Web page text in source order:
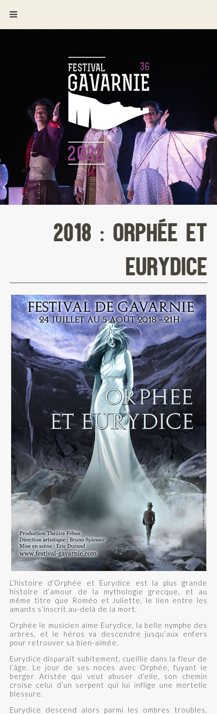
2018 : ORPHÉE ET
EURYDICE
L’histoire d’Orphée et Eurydice est la plus grande
histoire d’amour de la mythologie grecque, et au
même titre que Roméo et Juliette, le lien entre les
amants s’inscrit au-delà de la mort.
Orphée le musicien aime Eurydice, la belle nymphe des
arbres, et le héros va descendre jusqu’aux enfers
pour retrouver sa bien-aimée.
Eurydice disparaît subitement, cueillie dans la fleur de
l’âge. Le jour de ses noces avec Orphée, fuyant le
berger Aristée qui veut abuser d’elle, son chemin
croise celui d’un serpent qui lui inflige une mortelle
blessure.
Eurydice descend alors parmi les ombres troubles,